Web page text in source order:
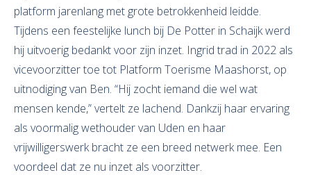
platform jarenlang met grote betrokkenheid leidde.
Tijdens een feestelijke lunch bij De Potter in Schaijk werd
hij uitvoerig bedankt voor zijn inzet. Ingrid trad in 2022 als
vicevoorzitter toe tot Platform Toerisme Maashorst, op
uitnodiging van Ben. “Hij zocht iemand die wel wat
mensen kende,” vertelt ze lachend. Dankzij haar ervaring
als voormalig wethouder van Uden en haar
vrijwilligerswerk bracht ze een breed netwerk mee. Een
voordeel dat ze nu inzet als voorzitter.